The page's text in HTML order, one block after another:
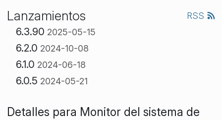
Lanzamientos RSS
6.3.90 2025-05-15
6.2.0 2024-10-08
6.1.0 2024-06-18
6.0.5 2024-05-21
Detalles para Monitor del sistema de